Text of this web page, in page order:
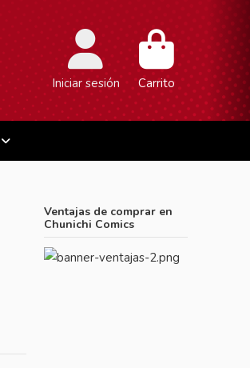
Iniciar sesión Carrito
Ventajas de comprar en
Chunichi Comics